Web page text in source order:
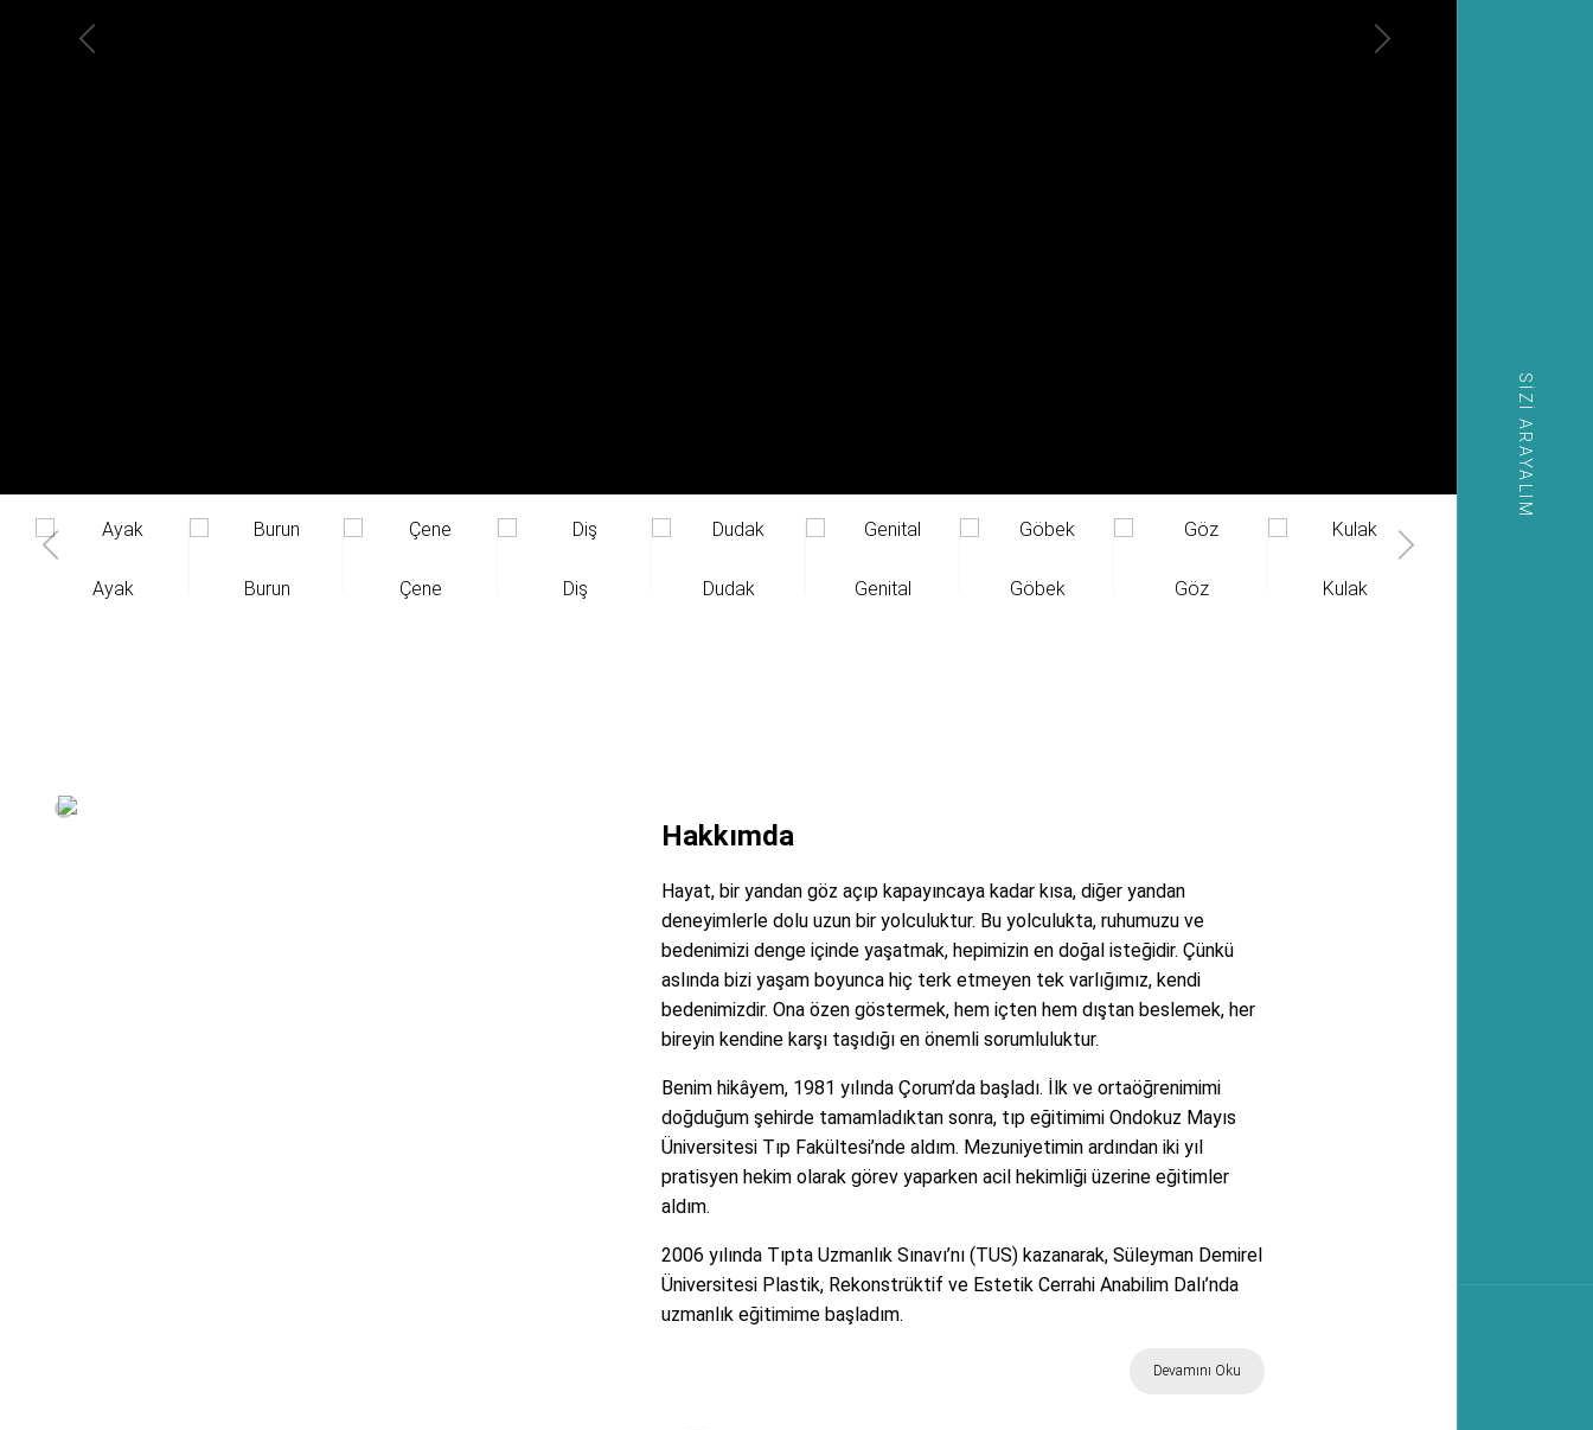
SIZI ARAYALIM
Ayak Burun Çene Diş Dudak Genital Göbek Göz Kulak
Hakkımda
Hayat, bir yandan göz açıp kapayıncaya kadar kısa, diğer yandan
deneyimlerle dolu uzun bir yolculuktur. Bu yolculukta, ruhumuzu ve
bedenimizi denge içinde yaşatmak, hepimizin en doğal isteğidir. Çünkü
aslında bizi yaşam boyunca hiç terk etmeyen tek varlığımız, kendi
bedenimizdir. Ona özen göstermek, hem içten hem dıştan beslemek, her
bireyin kendine karşı taşıdığı en önemli sorumluluktur.
Benim hikâyem, 1981 yılında Çorum’da başladı. İlk ve ortaöğrenimimi
doğduğum şehirde tamamladıktan sonra, tıp eğitimimi Ondokuz Mayıs
Üniversitesi Tıp Fakültesi’nde aldım. Mezuniyetimin ardından iki yıl
pratisyen hekim olarak görev yaparken acil hekimliği üzerine eğitimler
aldım.
2006 yılında Tıpta Uzmanlık Sınavı’nı (TUS) kazanarak, Süleyman Demirel
Üniversitesi Plastik, Rekonstrüktif ve Estetik Cerrahi Anabilim Dalı’nda
uzmanlık eğitimime başladım.
Devamını Oku